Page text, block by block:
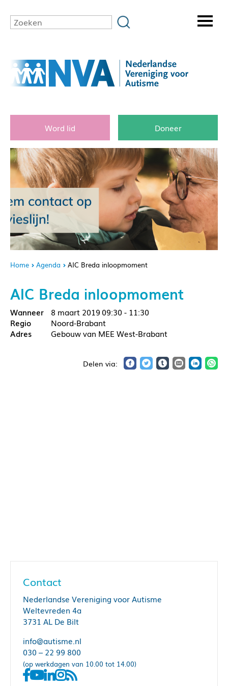
Word lid Doneer
Home Agenda AIC Breda inloopmoment
AIC Breda inloopmoment
8 maart 2019 09:30 - 11:30
Noord-Brabant
Gebouw van MEE West-Brabant
Contact
Nederlandse Vereniging voor Autisme
Weltevreden 4a
3731 AL De Bilt
info@autisme.nl
030 – 22 99 800
(op werkdagen van 10.00 tot 14.00)